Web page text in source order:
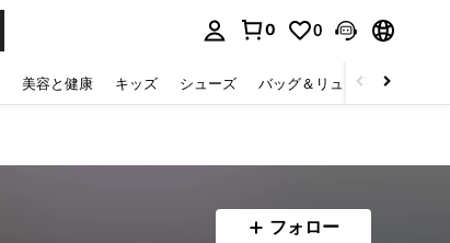
0 0
美容と健康 キッズ シューズ バッグ＆リュック
フォロー